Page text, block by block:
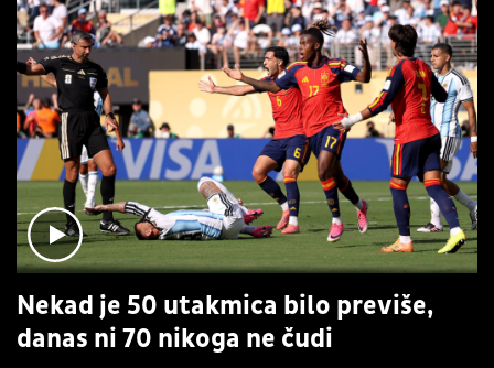
Nekad je 50 utakmica bilo previše,
danas ni 70 nikoga ne čudi